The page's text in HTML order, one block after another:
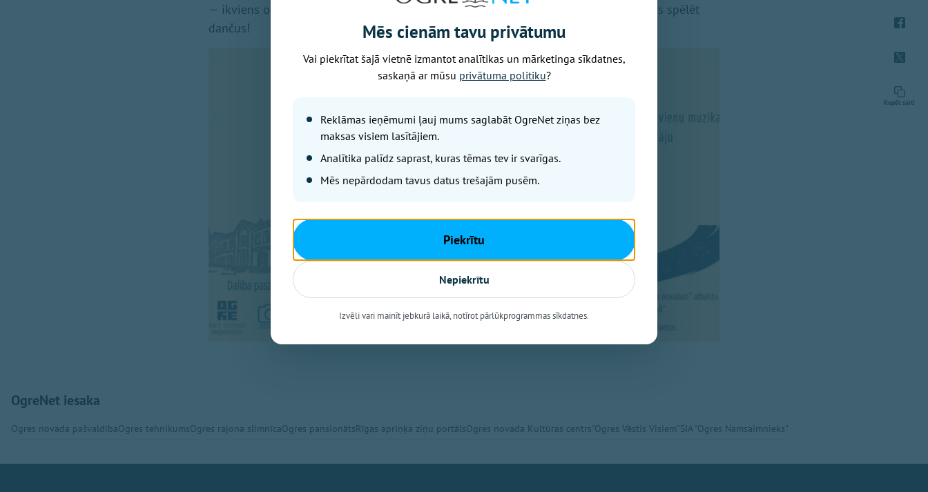
— ikviens ogrēnietis un Ogres viesis! Ņem līdzi savu mūzikas instrumentu un mācies spēlēt
dančus!
Kopēt saiti
OgreNet iesaka
Ogres novada pašvaldībaOgres tehnikumsOgres rajona slimnīcaOgres pansionātsRīgas apriņķa ziņu portālsOgres novada Kultūras centrs"Ogres Vēstis Visiem"SIA "Ogres Namsaimnieks"
Mēs cienām tavu privātumu
Vai piekrītat šajā vietnē izmantot analītikas un mārketinga sīkdatnes,
saskaņā ar mūsu privātuma politiku?
Reklāmas ieņēmumi ļauj mums saglabāt OgreNet ziņas bez
maksas visiem lasītājiem.
Analītika palīdz saprast, kuras tēmas tev ir svarīgas.
Mēs nepārdodam tavus datus trešajām pusēm.
Piekrītu
Nepiekrītu
Izvēli vari mainīt jebkurā laikā, notīrot pārlūkprogrammas sīkdatnes.